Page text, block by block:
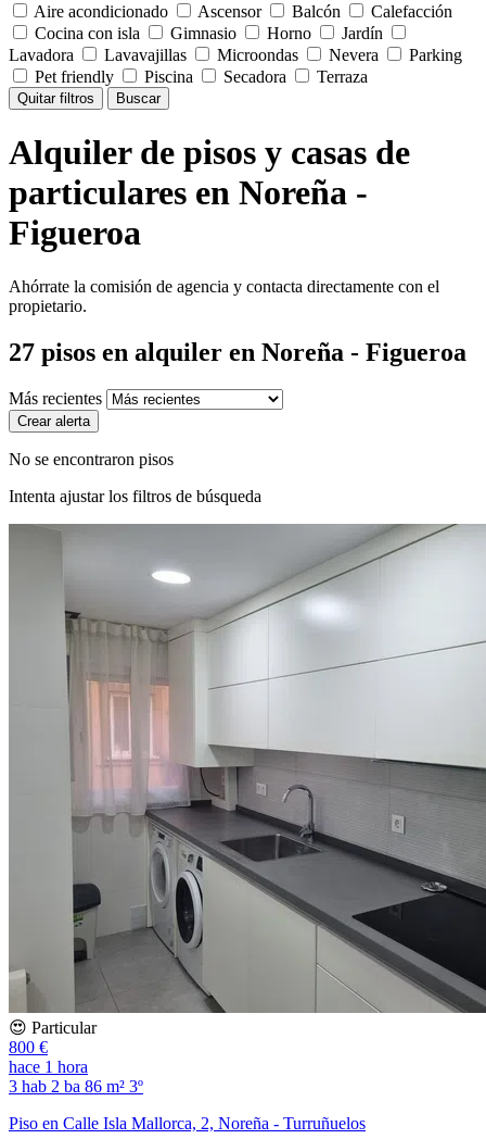
Aire acondicionado
Ascensor Balcón
Calefacción
Cocina con isla
Gimnasio Horno
Jardín
Lavadora
Lavavajillas Microondas Nevera
Parking
Pet friendly
Piscina Secadora Terraza
Quitar filtros Buscar
Alquiler de pisos y casas de
particulares en Noreña -
Figueroa
Ahórrate la comisión de agencia y contacta directamente con el
propietario.
27 pisos en alquiler en Noreña - Figueroa
Más recientes
Crear alerta
No se encontraron pisos
Intenta ajustar los filtros de búsqueda
😍 Particular
800 €
hace 1 hora
3 hab 2 ba 86 m² 3º
Piso en Calle Isla Mallorca, 2, Noreña - Turruñuelos